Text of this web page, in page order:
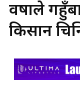
वर्षाले
किसान